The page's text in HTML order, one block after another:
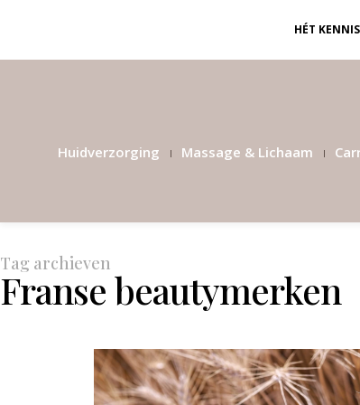
HÉT
Huidverzorging Massage & Lichaam
Tag archieven
Franse beautymerken